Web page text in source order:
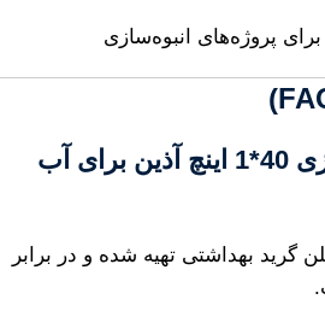
پروژه‌های انبوه‌سازی
برای آب
گرید بهداشتی تهیه شده و در برابر